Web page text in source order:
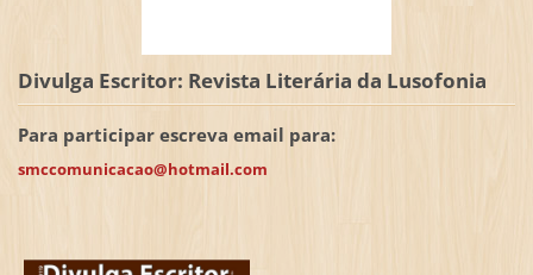
Divulga Escritor: Revista Literária da Lusofonia
Para participar escreva email para:
smccomunicacao@hotmail.com